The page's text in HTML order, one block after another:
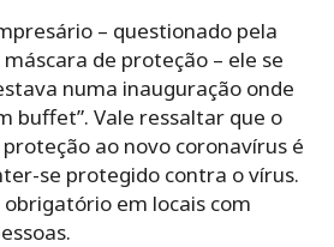
– questionado pela
de proteção – ele se
numa inauguração onde
buffet”. Vale ressaltar que o
ao novo coronavírus é
se protegido contra o vírus.
obrigatório em locais com